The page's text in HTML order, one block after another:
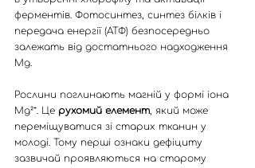
ферментів. Фотосинтез, синтез білків і
передача енергії (АТФ) безпосередньо
залежать від достатнього надходження
Mg.
Рослини поглинають магній у формі іона
Mg²⁺. Це рухомий елемент, який може
переміщуватися зі старих тканин у
молоді. Тому перші ознаки дефіциту
зазвичай проявляються на старому